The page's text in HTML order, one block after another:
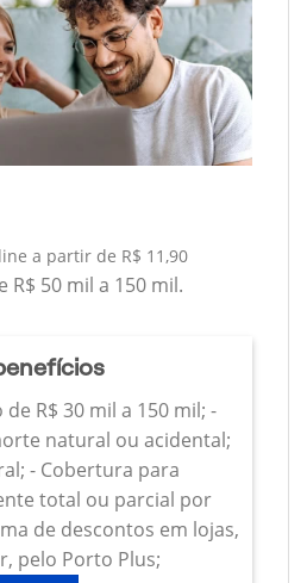
a partir de R$ 11,90
R$ 50 mil a 150 mil.
R$ 30 mil a 150 mil; -
natural ou acidental;
- Cobertura para
total ou parcial por
de descontos em lojas,
pelo Porto Plus;